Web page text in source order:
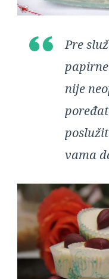
Pre
nije
vama